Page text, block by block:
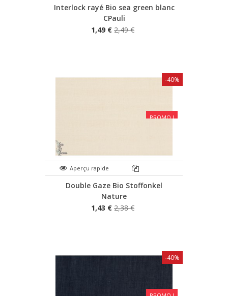
Interlock rayé Bio sea green blanc
CPauli
1,49 € 2,49 €
PROMO !
Aperçu rapide
Double Gaze Bio Stoffonkel
Nature
1,43 € 2,38 €
-40%
-40%